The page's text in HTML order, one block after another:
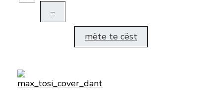
–
mëte te cëst